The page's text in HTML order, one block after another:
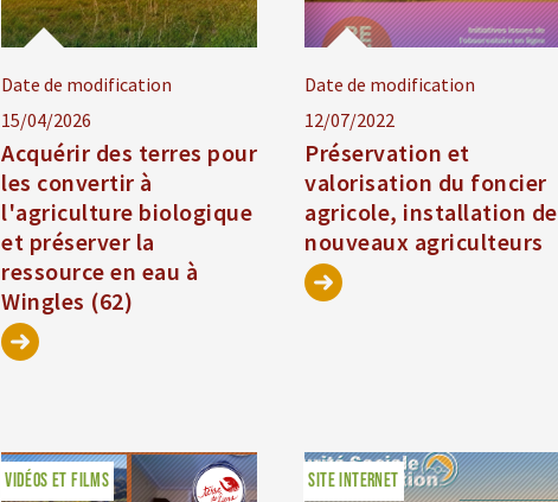
Date de modification
15/04/2026
Acquérir des terres pour
les convertir à
l'agriculture biologique
et préserver la
ressource en eau à
Wingles (62)
Date de modification
12/07/2022
Préservation et
valorisation du foncier
agricole, installation de
nouveaux agriculteurs
VIDÉOS ET FILMS SITE INTERNET